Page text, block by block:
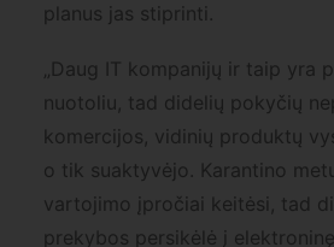
planus jas stiprinti.
„Daug IT kompanijų ir taip yra
nuotoliu, tad didelių pokyčių
komercijos, vidinių produktų
o tik suaktyvėjo. Karantino
vartojimo įpročiai keitėsi, tad
prekybos persikėlė į